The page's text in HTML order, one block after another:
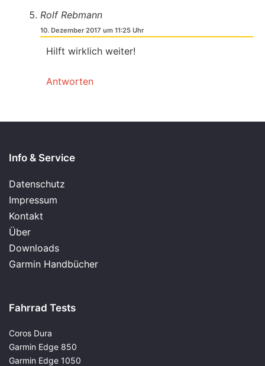
Rolf Rebmann
10. Dezember 2017 um 11:25 Uhr
Hilft wirklich weiter!
Antworten
Info & Service
Datenschutz
Impressum
Kontakt
Über
Downloads
Garmin Handbücher
Fahrrad Tests
Coros Dura
Garmin Edge 850
Garmin Edge 1050